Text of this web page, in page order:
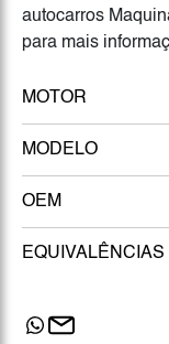
autocarros
para mais
MOTOR
MODELO
OEM
EQUIVALÊNCIAS